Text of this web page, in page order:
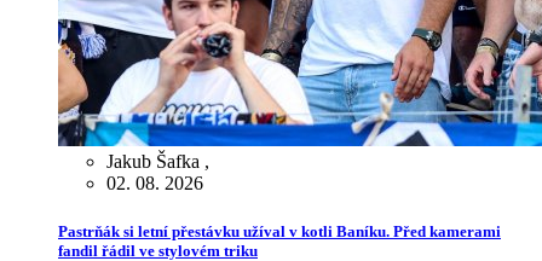
Jakub Šafka ,
02. 08. 2026
Pastrňák si letní přestávku užíval v kotli Baníku. Před kamerami
fandil řádil ve stylovém triku